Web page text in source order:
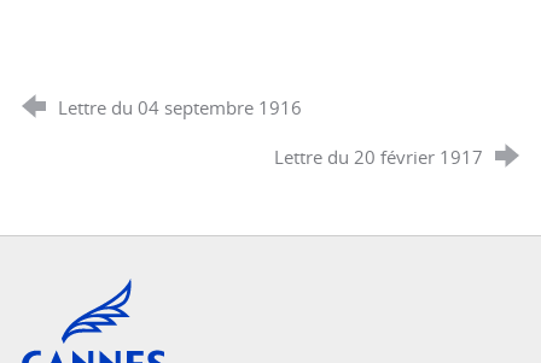
Lettre du 04 septembre 1916
Lettre du 20 février 1917
Cannes, Côte d'Azur, France